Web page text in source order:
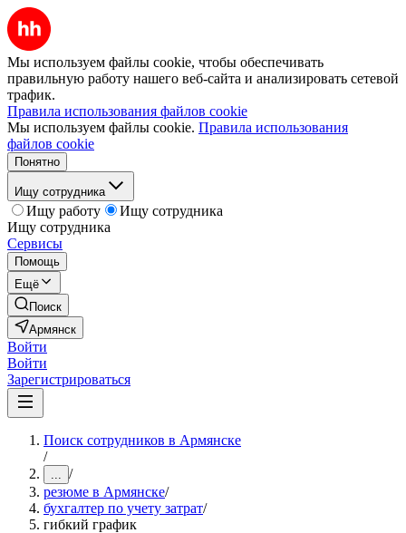
Мы используем файлы cookie, чтобы обеспечивать
правильную работу нашего веб-сайта и анализировать сетевой
трафик.
Правила использования файлов cookie
Мы используем файлы cookie. Правила использования
файлов cookie
Понятно
Ищу сотрудника
Ищу работу
Ищу сотрудника
Ищу сотрудника
Сервисы
Помощь
Ещё
Поиск
Армянск
Войти
Войти
Зарегистрироваться
Поиск сотрудников в Армянске
/
... /
резюме в Армянске/
бухгалтер по учету затрат/
гибкий график